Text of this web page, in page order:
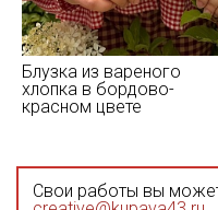
Блузка из вареного
хлопка в бордово-
красном цвете
Свои работы вы